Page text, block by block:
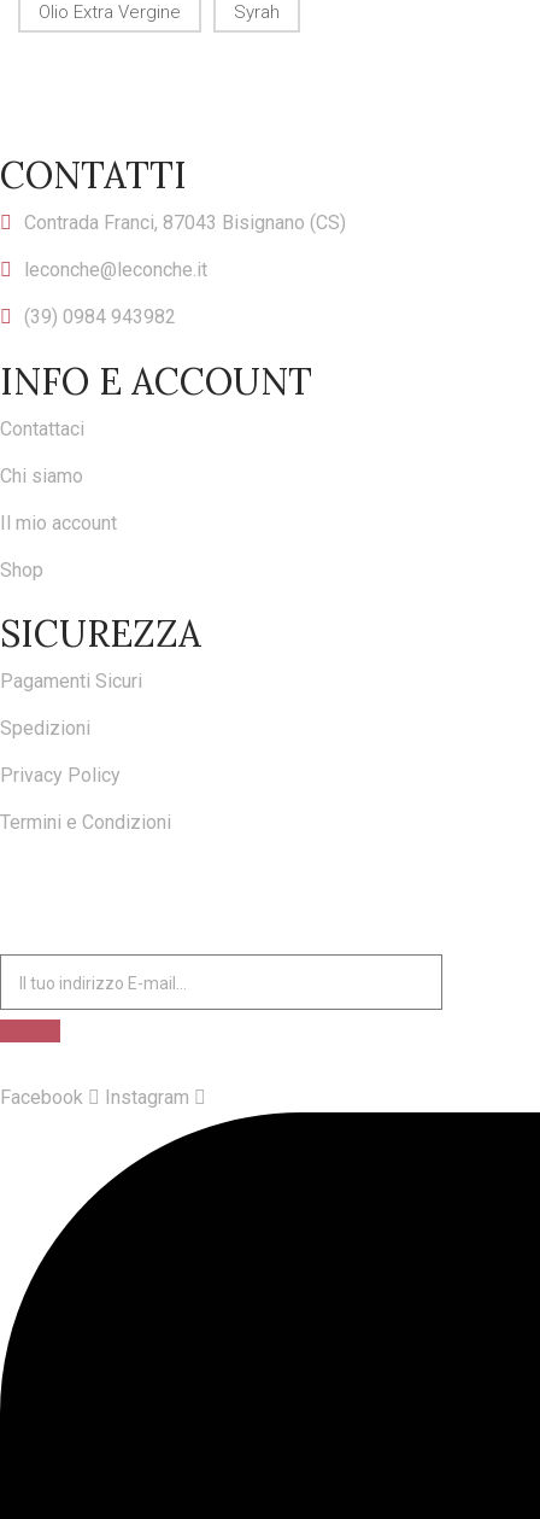
Olio Extra Vergine Syrah
CONTATTI
Contrada Franci, 87043 Bisignano (CS)
leconche@leconche.it
(39) 0984 943982
INFO E ACCOUNT
Contattaci
Chi siamo
Il mio account
Shop
SICUREZZA
Pagamenti Sicuri
Spedizioni
Privacy Policy
Termini e Condizioni
Facebook Instagram